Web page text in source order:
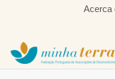
Acerca